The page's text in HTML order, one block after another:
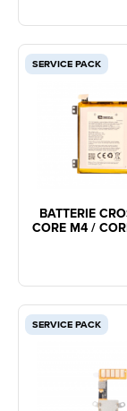
SERVICE PACK
BATTERIE
CORE M4 /
SERVICE PACK